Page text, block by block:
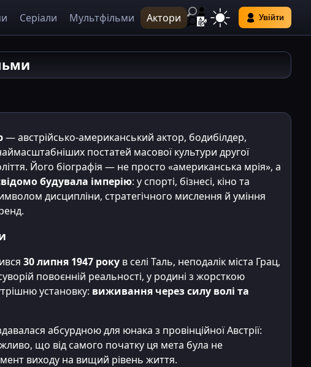
Серіали Мультфільми Актори Увійти
— австрійсько-американський актор, бодибілдер,
постатей масової культури другої
Його біографія — не просто «американська мрія», а
будувала імперію: у спорті, бізнесі, кіно та
дисципліни, стратегічного мислення й уміння
30 липня 1947 року в селі Таль, неподалік міста Грац,
повоєнній реальності, у родині з жорсткою
установку: виживання через силу волі та
абсурдною для юнака з провінційної Австрії:
що від самого початку ця мета була не
виходу на вищий рівень життя.